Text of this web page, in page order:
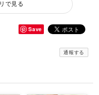
で見る
Save
通報する